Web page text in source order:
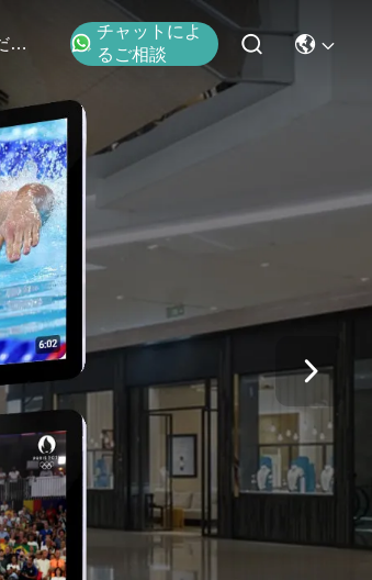
連絡 ください
チャットによ
るご相談